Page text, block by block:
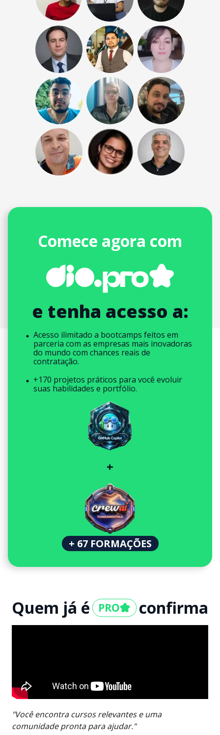
Comece agora com
e tenha acesso a:
Acesso ilimitado a bootcamps feitos em
parceria com as empresas mais inovadoras
do mundo com chances reais de
contratação.
+170 projetos práticos para você evoluir
suas habilidades e portfólio.
+
+ 67 FORMAÇÕES
Quem já é confirma
"Você encontra cursos relevantes e uma
comunidade pronta para ajudar."